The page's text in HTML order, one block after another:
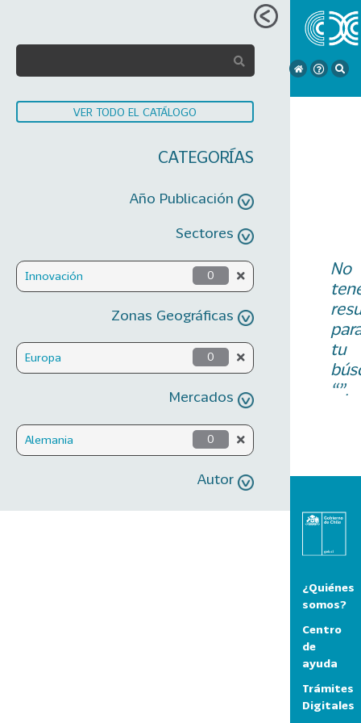
VER TODO EL CATÁLOGO
CATEGORÍAS
Año Publicación
Sectores
Innovación 0
Zonas Geográficas
Europa 0
Mercados
Alemania 0
Autor
No
tu
“”.
¿Quiénes
somos?
Centro
de
ayuda
Trámites
Digitales